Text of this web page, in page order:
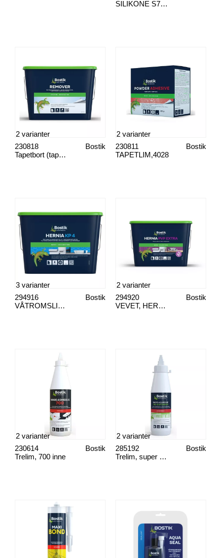
SILIKONE S730 GLASS & VÅTROM
Tapetbort (tapetfjerner)
Bostik
230818
2 varianter
TAPETLIM,4028
Bostik
230811
2 varianter
VÅTROMSLIM, HERNIA KP4
Bostik
294916
3 varianter
VEVET, HERNIA PVP EXTRA
Bostik
294920
2 varianter
Trelim, 700 inne
Bostik
230614
2 varianter
Trelim, super 730 ute
Bostik
285192
2 varianter